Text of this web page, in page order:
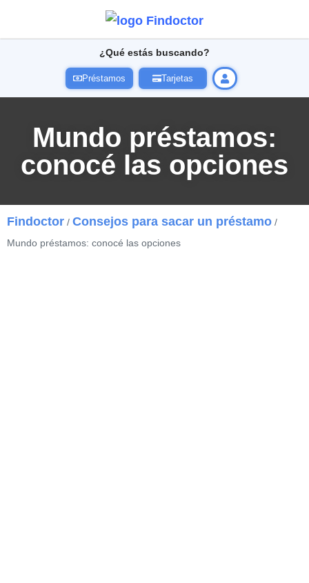
¿Qué estás buscando?
Préstamos Tarjetas
Mundo préstamos:
conocé las opciones
Findoctor / Consejos para sacar un préstamo /
Mundo préstamos: conocé las opciones